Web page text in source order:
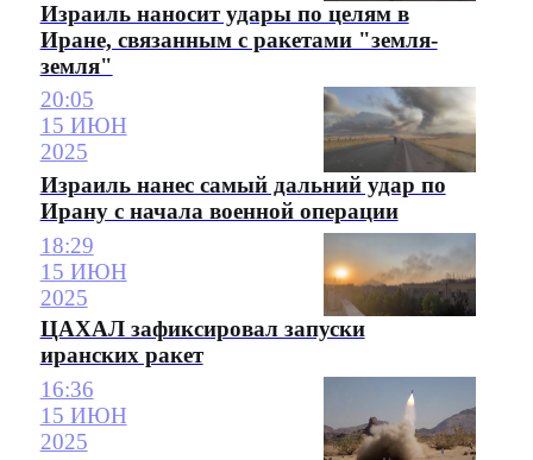
Израиль наносит удары по целям в
Иране, связанным с ракетами "земля-
земля"
20:05
15 ИЮН
2025
Израиль нанес самый дальний удар по
Ирану с начала военной операции
18:29
15 ИЮН
2025
ЦАХАЛ зафиксировал запуски
иранских ракет
16:36
15 ИЮН
2025